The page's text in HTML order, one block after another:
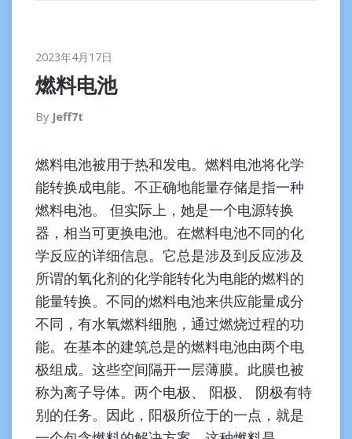
2023年4月17日
燃料电池
By Jeff7t
燃料电池被用于热和发电。燃料电池将化学
能转换成电能。不正确地能量存储是指一种
燃料电池。 但实际上，她是一个电源转换
器，相当可更换电池。在燃料电池不同的化
学反应的详细信息。它总是涉及到反应涉及
所谓的氧化剂的化学能转化为电能的燃料的
能量转换。不同的燃料电池来供应能量成分
不同，有水氧燃料细胞，通过燃烧过程的功
能。在基本的建筑总是的燃料电池由两个电
极组成。这些空间隔开一层薄膜。此膜也被
称为离子导体。两个电极、 阳极、 阴极有特
别的任务。因此，阳极所位于的一点，就是